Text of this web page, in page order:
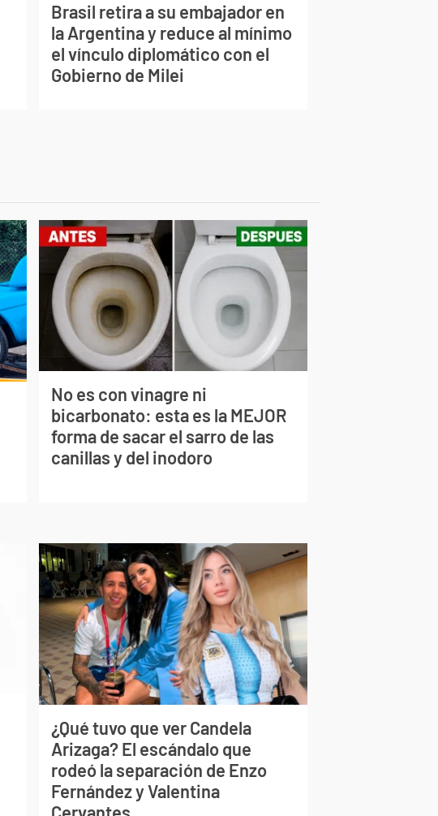
Brasil retira a su embajador en
la Argentina y reduce al mínimo
el vínculo diplomático con el
Gobierno de Milei
No es con vinagre ni
bicarbonato: esta es la MEJOR
forma de sacar el sarro de las
canillas y del inodoro
¿Qué tuvo que ver Candela
Arizaga? El escándalo que
rodeó la separación de Enzo
Fernández y Valentina